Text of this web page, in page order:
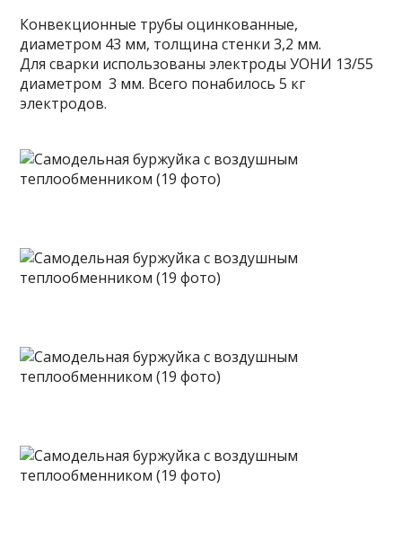
Конвекционные трубы оцинкованные,
диаметром 43 мм, толщина стенки 3,2 мм.
Для сварки использованы электроды УОНИ 13/55
диаметром 3 мм. Всего понабилось 5 кг
электродов.